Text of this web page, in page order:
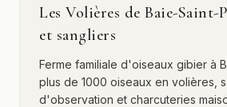
Les Volières de Baie-Saint-
et sangliers
Ferme familiale d'oiseaux gibier à
plus de 1000 oiseaux en volières,
d'observation et charcuteries